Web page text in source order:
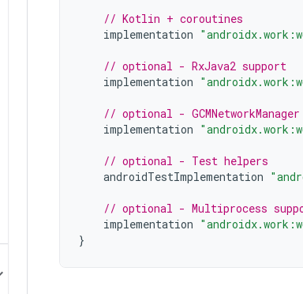
// Kotlin + coroutines
implementation
// optional - RxJava2 support
implementation
// optional -
implementation
// optional - Test helpers
androidTestImplementation
// optional - Multiprocess
implementation
}